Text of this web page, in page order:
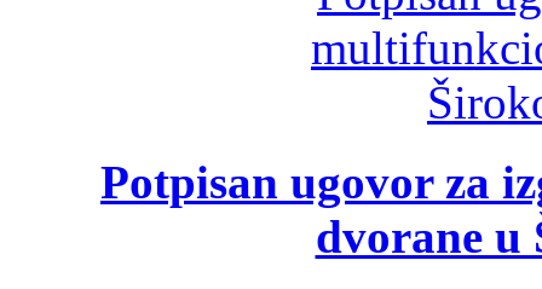
Potpisan ugovor za
dvorane u